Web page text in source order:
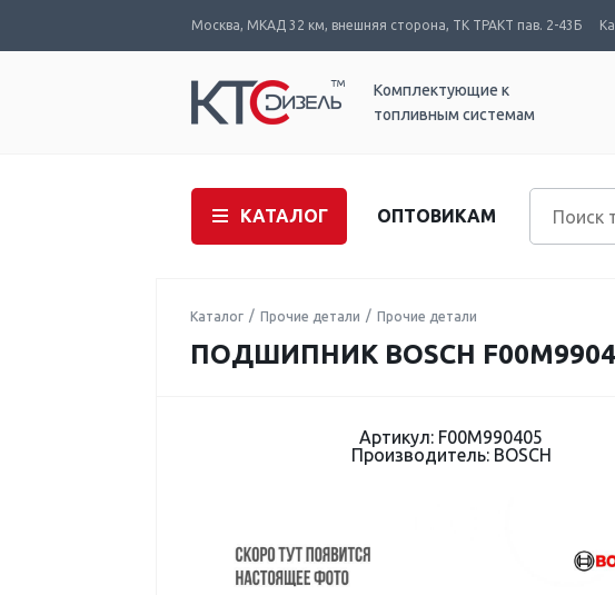
Москва, МКАД 32 км, внешняя сторона, ТК ТРАКТ пав. 2-43Б
Комплектующие к
топливным системам
КАТАЛОГ ОПТОВИКАМ
Каталог Прочие детали Прочие детали
ПОДШИПНИК BOSCH
Артикул: F00M990405
Производитель: BOSCH